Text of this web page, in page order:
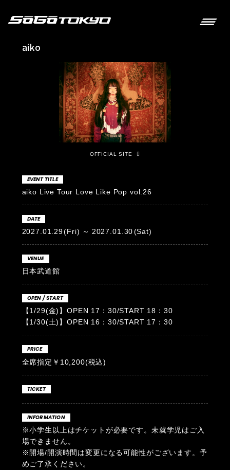
aiko
OFFICIAL SITE
EVENT TITLE
aiko Live Tour Love Like Pop vol.26
DATE
2027.01.29(Fri) 2027.01.30(Sat)
VENUE
日本武道館
OPEN / START
【1/29(金)】OPEN 17：30/START 18：30
【1/30(土)】OPEN 16：30/START 17：30
PRICE
全席指定￥10,200(税込)
TICKET
INFORMATION
※小学生以上はチケットが必要です。未就学児はご入
場できません。
※開場/開演時間は変更になる可能性がございます。予
めご了承ください。